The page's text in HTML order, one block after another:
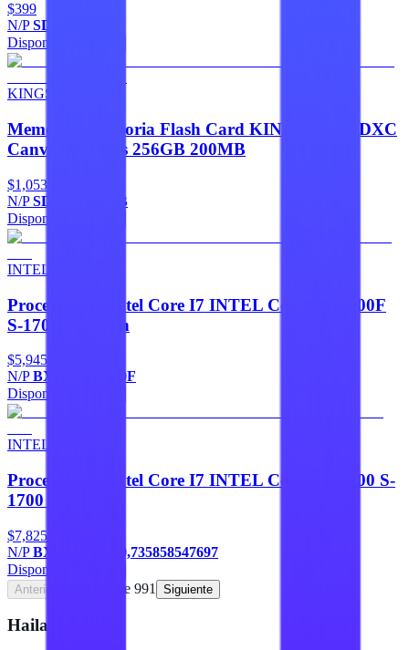
$399
N/PSDG4/64GB
Disponible
KINGSTON
Memorias Memoria Flash Card KINGSTON SDXC
Canvas Go Plus 256GB 200MB
$1,053
N/PSDCG4/256GB
Disponible
INTEL
Procesadores Intel Core I7 INTEL Core I7-12700F
S-1700 12A Gen
$5,945
N/PBX8071512700F
Disponible
INTEL
Procesadores Intel Core I7 INTEL Core I7-14700 S-
1700 14A Gen
$7,825
N/PBX8071514700,735858547697
Disponible
Anterior
de 991 Siguiente
Hailan Store